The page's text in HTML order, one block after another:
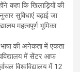
कहा कि खिलाड़ियों की
सुविधाएं बढ़ाई जा
महत्वपूर्ण भूमिका
की अनेकता में एकता
में सेंटर आफ
विश्वविद्यालय में 12